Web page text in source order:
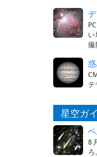
撮
テ
星空ガ
8
ろ